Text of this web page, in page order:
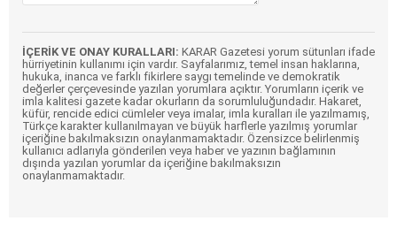
İÇERİK VE ONAY KURALLARI: KARAR Gazetesi yorum sütunları ifade
hürriyetinin kullanımı için vardır. Sayfalarımız, temel insan haklarına,
hukuka, inanca ve farklı fikirlere saygı temelinde ve demokratik
değerler çerçevesinde yazılan yorumlara açıktır. Yorumların içerik ve
imla kalitesi gazete kadar okurların da sorumluluğundadır. Hakaret,
küfür, rencide edici cümleler veya imalar, imla kuralları ile yazılmamış,
Türkçe karakter kullanılmayan ve büyük harflerle yazılmış yorumlar
içeriğine bakılmaksızın onaylanmamaktadır. Özensizce belirlenmiş
kullanıcı adlarıyla gönderilen veya haber ve yazının bağlamının
dışında yazılan yorumlar da içeriğine bakılmaksızın
onaylanmamaktadır.